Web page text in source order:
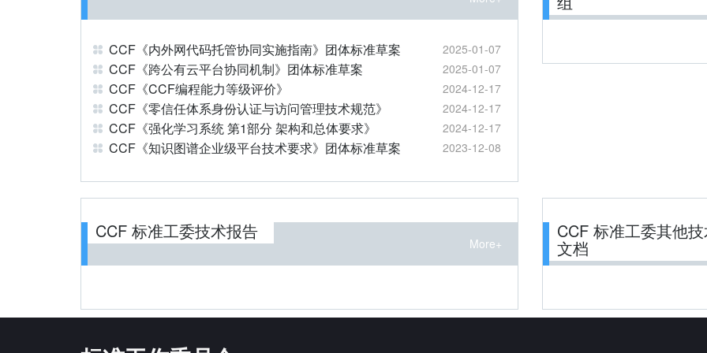
CCF《内外网代码托管协同实施指南》团体标准草案 2025-01-07
CCF《跨公有云平台协同机制》团体标准草案 2025-01-07
CCF《CCF编程能力等级评价》 2024-12-17
CCF《零信任体系身份认证与访问管理技术规范》 2024-12-17
CCF《强化学习系统 第1部分 架构和总体要求》 2024-12-17
CCF《知识图谱企业级平台技术要求》团体标准草案 2023-12-08
CCF 标准工委技术报告
More+
CCF 标准工委其他
文档